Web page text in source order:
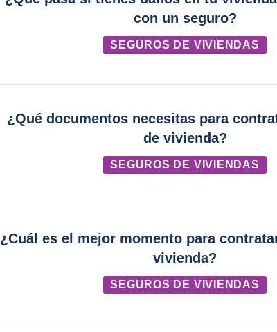
con un seguro?
SEGUROS DE VIVIENDAS
¿Qué documentos necesitas para
de vivienda?
SEGUROS DE VIVIENDAS
¿Cuál es el mejor momento para
vivienda?
SEGUROS DE VIVIENDAS